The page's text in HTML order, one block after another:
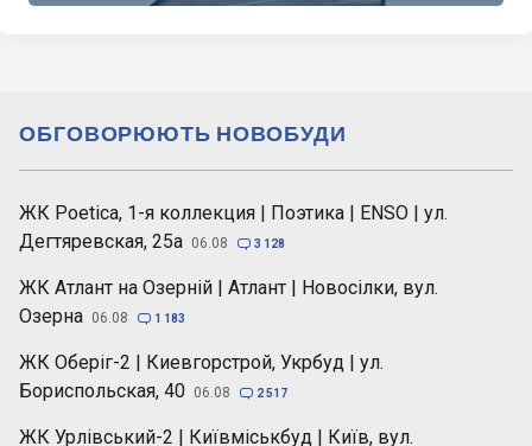
ЖК Poetica, 1-я коллекция | Поэтика | ENSO | ул.
Дегтяревская, 25а 06.08  3 128
ЖК Атлант на Озерній | Атлант | Новосілки, вул.
Озерна 06.08  1 183
ЖК Оберіг-2 | Киевгорстрой, Укрбуд | ул.
Бориспольская, 40 06.08  2 517
ЖК Урлівський-2 | Київміськбуд | Київ, вул.
ОБГОВОРЮЮТЬ НОВОБУДИ